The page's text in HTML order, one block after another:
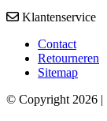
Klantenservice
Contact
Retourneren
Sitemap
© Copyright 2026 |